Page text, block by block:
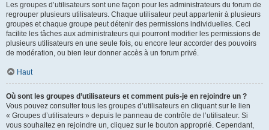
Les groupes d’utilisateurs sont une façon pour les administrateurs du forum de
regrouper plusieurs utilisateurs. Chaque utilisateur peut appartenir à plusieurs
groupes et chaque groupe peut détenir des permissions individuelles. Ceci
facilite les tâches aux administrateurs qui pourront modifier les permissions de
plusieurs utilisateurs en une seule fois, ou encore leur accorder des pouvoirs
de modération, ou bien leur donner accès à un forum privé.
Haut
Où sont les groupes d’utilisateurs et comment puis-je en rejoindre un ?
Vous pouvez consulter tous les groupes d’utilisateurs en cliquant sur le lien
« Groupes d’utilisateurs » depuis le panneau de contrôle de l’utilisateur. Si
vous souhaitez en rejoindre un, cliquez sur le bouton approprié. Cependant,